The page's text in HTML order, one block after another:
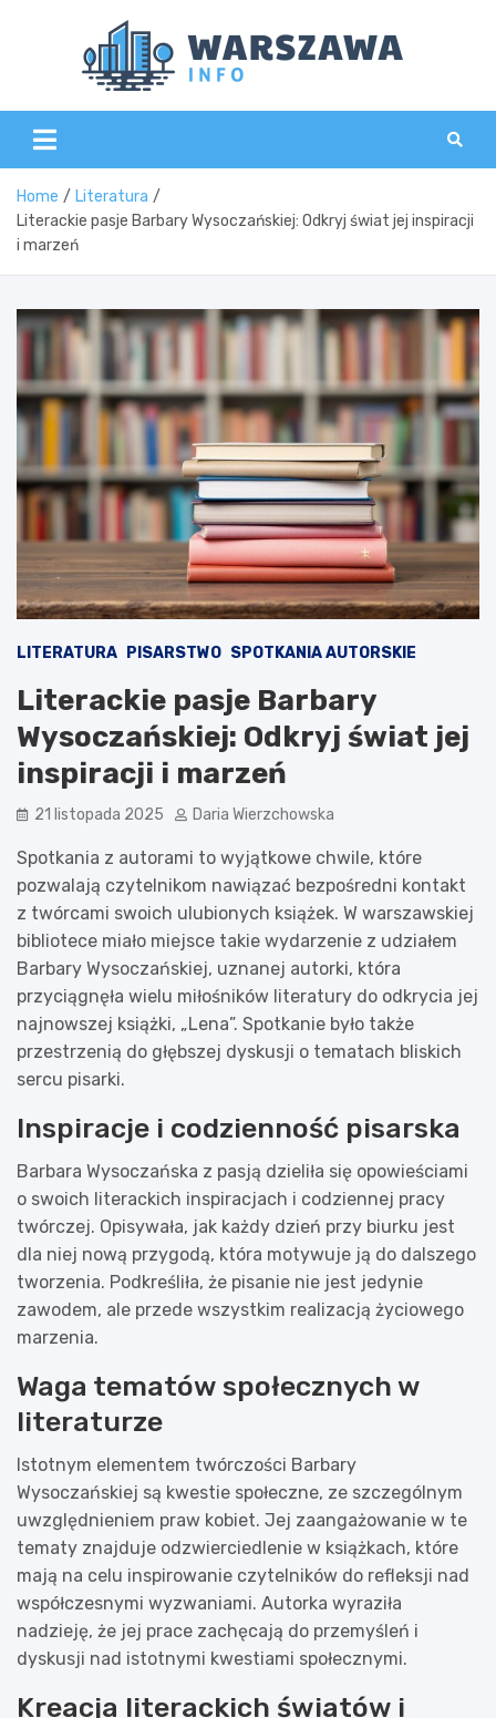
Home
Literatura
Literackie pasje Barbary Wysoczańskiej: Odkryj świat jej inspiracji
i marzeń
LITERATURA PISARSTWO SPOTKANIA AUTORSKIE
Literackie pasje Barbary
Wysoczańskiej: Odkryj świat jej
inspiracji i marzeń
21 listopada 2025 Daria Wierzchowska
Spotkania z autorami to wyjątkowe chwile, które
pozwalają czytelnikom nawiązać bezpośredni kontakt
z twórcami swoich ulubionych książek. W warszawskiej
bibliotece miało miejsce takie wydarzenie z udziałem
Barbary Wysoczańskiej, uznanej autorki, która
przyciągnęła wielu miłośników literatury do odkrycia jej
najnowszej książki, „Lena”. Spotkanie było także
przestrzenią do głębszej dyskusji o tematach bliskich
sercu pisarki.
Inspiracje i codzienność pisarska
Barbara Wysoczańska z pasją dzieliła się opowieściami
o swoich literackich inspiracjach i codziennej pracy
twórczej. Opisywała, jak każdy dzień przy biurku jest
dla niej nową przygodą, która motywuje ją do dalszego
tworzenia. Podkreśliła, że pisanie nie jest jedynie
zawodem, ale przede wszystkim realizacją życiowego
marzenia.
Waga tematów społecznych w
literaturze
Istotnym elementem twórczości Barbary
Wysoczańskiej są kwestie społeczne, ze szczególnym
uwzględnieniem praw kobiet. Jej zaangażowanie w te
tematy znajduje odzwierciedlenie w książkach, które
mają na celu inspirowanie czytelników do refleksji nad
współczesnymi wyzwaniami. Autorka wyraziła
nadzieję, że jej prace zachęcają do przemyśleń i
dyskusji nad istotnymi kwestiami społecznymi.
Kreacja literackich światów i